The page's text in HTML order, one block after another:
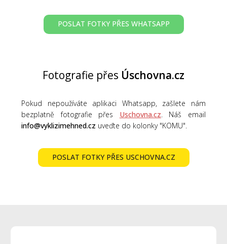
POSLAT FOTKY PŘES WHATSAPP
Fotografie přes Úschovna.cz
Pokud nepoužíváte aplikaci Whatsapp, zašlete nám
bezplatně fotografie přes Uschovna.cz. Náš email
info@vyklizimehned.cz uveďte do kolonky "KOMU".
POSLAT FOTKY PŘES USCHOVNA.CZ